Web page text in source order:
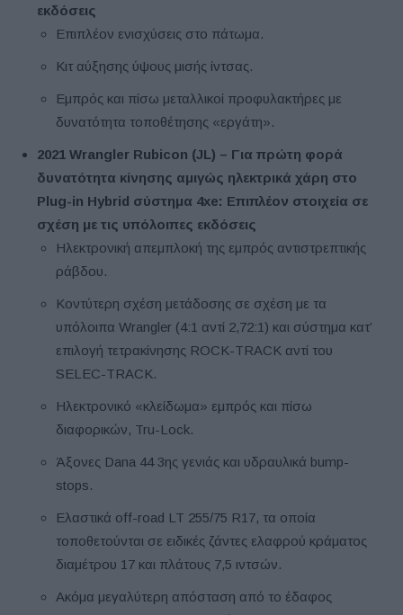
εκδόσεις
Επιπλέον ενισχύσεις στο πάτωμα.
Κιτ αύξησης ύψους μισής ίντσας.
Εμπρός και πίσω μεταλλικοί προφυλακτήρες με
δυνατότητα τοποθέτησης «εργάτη».
2021 Wrangler Rubicon (JL) – Για πρώτη φορά
δυνατότητα κίνησης αμιγώς ηλεκτρικά χάρη στο
Plug-in Hybrid σύστημα 4xe: Επιπλέον στοιχεία σε
σχέση με τις υπόλοιπες εκδόσεις
Ηλεκτρονική απεμπλοκή της εμπρός αντιστρεπτικής
ράβδου.
Κοντύτερη σχέση μετάδοσης σε σχέση με τα
υπόλοιπα Wrangler (4:1 αντί 2,72:1) και σύστημα κατ’
επιλογή τετρακίνησης ROCK-TRACK αντί του
SELEC-TRACK.
Ηλεκτρονικό «κλείδωμα» εμπρός και πίσω
διαφορικών, Tru-Lock.
Άξονες Dana 44 3ης γενιάς και υδραυλικά bump-
stops.
Ελαστικά off-road LT 255/75 R17, τα οποία
τοποθετούνται σε ειδικές ζάντες ελαφρού κράματος
διαμέτρου 17 και πλάτους 7,5 ιντσών.
Ακόμα μεγαλύτερη απόσταση από το έδαφος